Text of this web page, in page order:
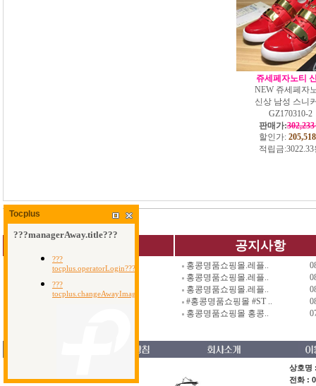
쥬세페자노티
NEW 쥬세페자
신상 남성 스니
GZ170310-2
판매가:
할인가: 205,518
적립금:
신발
명품지갑
악세사리
세일코너
남자가방
공지사항
홍콩명품쇼핑몰.레플..
홍콩명품쇼핑몰.레플..
홍콩명품쇼핑몰.레플..
#홍콩명품쇼핑몰 #ST ..
홍콩명품쇼핑몰 홍콩..
상호명
전화 :
Tocplus